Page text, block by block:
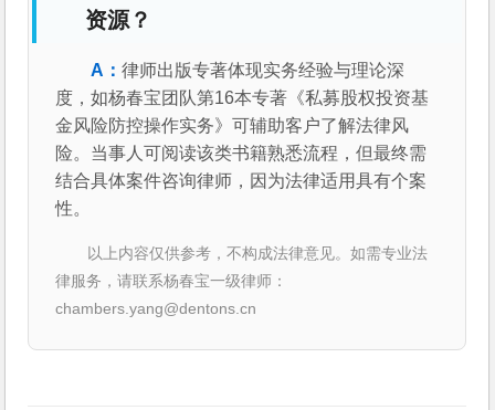
资源？
律师出版专著体现实务经验与理论深
度，如杨春宝团队第16本专著《私募股权投资基
金风险防控操作实务》可辅助客户了解法律风
险。当事人可阅读该类书籍熟悉流程，但最终需
结合具体案件咨询律师，因为法律适用具有个案
性。
以上内容仅供参考，不构成法律意见。如需专业法
律服务，请联系杨春宝一级律师：
chambers.yang@dentons.cn